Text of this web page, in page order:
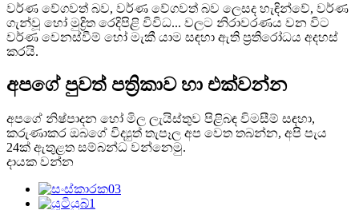
වර්ණ වේගවත් බව, වර්ණ වේගවත් බව ලෙසද හැඳින්වේ, වර්ණ
ගැන්වූ හෝ මුද්‍රිත රෙදිපිළි විවිධ... වලට නිරාවරණය වන විට
වර්ණ වෙනස්වීම් හෝ මැකී යාම සඳහා ඇති ප්‍රතිරෝධය අදහස්
කරයි.
අපගේ පුවත් පත්‍රිකාව හා එක්වන්න
අපගේ නිෂ්පාදන හෝ මිල ලැයිස්තුව පිළිබඳ විමසීම් සඳහා,
කරුණාකර ඔබගේ විද්‍යුත් තැපෑල අප වෙත තබන්න, අපි පැය
24ක් ඇතුළත සම්බන්ධ වන්නෙමු.
දායක වන්න